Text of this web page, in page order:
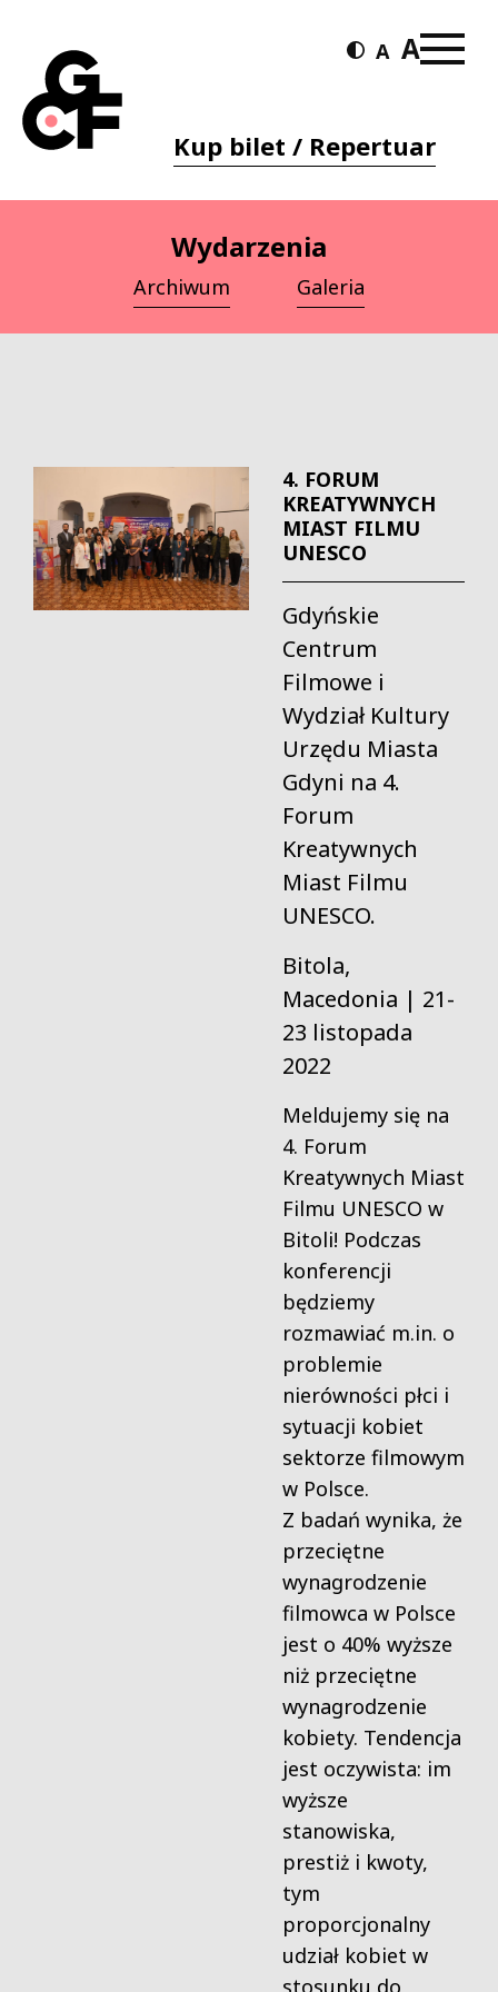
Kup bilet / Repertuar
Wydarzenia
Archiwum Galeria
4. FORUM
KREATYWNYCH
MIAST FILMU
UNESCO
Gdyńskie
Centrum
Filmowe i
Wydział Kultury
Urzędu Miasta
Gdyni na 4.
Forum
Kreatywnych
Miast Filmu
UNESCO.
Bitola,
Macedonia | 21-
23 listopada
2022
Meldujemy się na
4. Forum
Kreatywnych Miast
Filmu UNESCO w
Bitoli! Podczas
konferencji
będziemy
rozmawiać m.in. o
problemie
nierówności płci i
sytuacji kobiet
sektorze filmowym
w Polsce.
Z badań wynika, że
​​przeciętne
wynagrodzenie
filmowca w Polsce
jest o 40% wyższe
niż przeciętne
wynagrodzenie
kobiety. Tendencja
jest oczywista: im
wyższe
stanowiska,
prestiż i kwoty,
tym
proporcjonalny
udział kobiet w
stosunku do